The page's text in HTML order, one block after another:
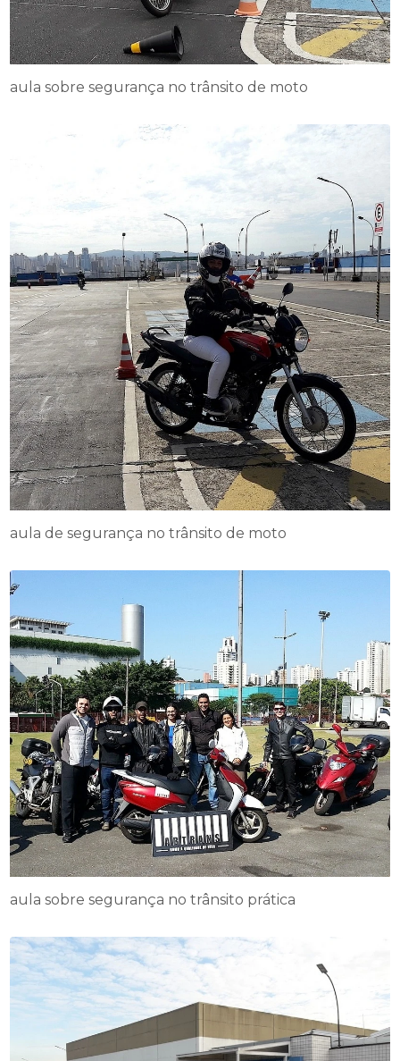
aula sobre segurança no trânsito de moto
aula de segurança no trânsito de moto
aula sobre segurança no trânsito prática